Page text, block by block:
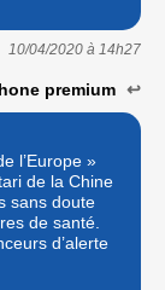
10/04/2020 à 14h27
premium ↩
l’Europe »
de la Chine
sans doute
de santé.
d’alerte